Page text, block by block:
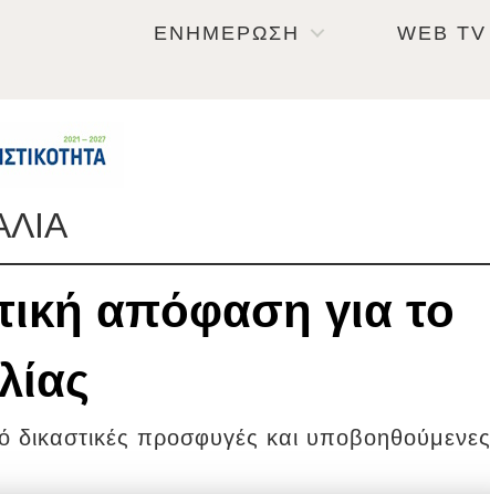
ΕΝΗΜΕΡΩΣΗ WEB TV
απόφαση για το
προσφυγές και υποβοηθούμενες